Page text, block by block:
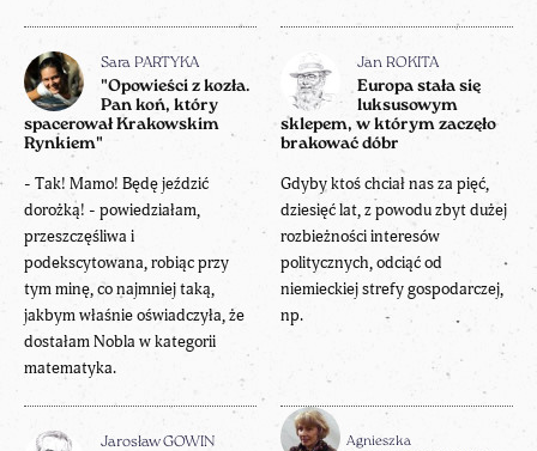
Sara PARTYKA
"Opowieści z kozła.
Pan koń, który
spacerował Krakowskim
Rynkiem"
- Tak! Mamo! Będę jeździć
dorożką! - powiedziałam,
przeszczęśliwa i
podekscytowana, robiąc przy
tym minę, co najmniej taką,
jakbym właśnie oświadczyła, że
dostałam Nobla w kategorii
matematyka.
Jan ROKITA
Europa stała się
luksusowym
sklepem, w którym zaczęło
brakować dóbr
Gdyby ktoś chciał nas za pięć,
dziesięć lat, z powodu zbyt dużej
rozbieżności interesów
politycznych, odciąć od
niemieckiej strefy gospodarczej,
np.
Jarosław GOWIN
Agnieszka